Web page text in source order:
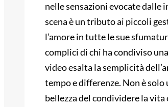
nelle sensazioni evocate dalle
scena è un tributo ai piccoli
l’amore in tutte le sue
complici di chi ha condiviso
video esalta la semplicità
tempo e differenze. Non è
bellezza del condividere la